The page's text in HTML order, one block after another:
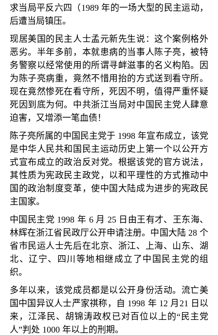
求当局平反六四（ 1989年的一场大型的民主运动，
后遭当局镇压。
现居美国的民主人士孟元新先生说：这个案例格外
恶劣。半年多前，本就患病的当事人陈子亮，被特
务警察以经常使用的所谓寻衅滋事的名义构陷。因
为陈子亮病重，竟然不惜用抬的方式送到看守所。
现在竟然惨死在看守所，死因不明，值得严重怀疑
死因到底为何。中共浙江当局对中国民主党人肆意
迫害，又增添一笔血债！
陈子亮所属的中国民主党于 1998年宣布成立，该党
是中华人民共和国民主运动历史上第一个以公开方
式宣布成立的政治反对党。根据该党的官方说法，
其性质为宪政民主政党，以和平理性的方式推动中
国的政治制度变革，使中国大陆成为进步的宪政民
主国家。
中国民主党 1998 年 6 月 25 日由王有才、王东海、
林辉在浙江省民政厅公开申请注册。中国大陆28个
省市民运人士先后在北京、浙江、上海、山东、湖
北、辽宁、四川等地相继成立了中国民主党的组
织。
多年以来，该党成员都是以公开身份活动。流亡美
国中国异议人士严家祺称，自 1998 年12 月 21 日以
来，江泽民、胡锦涛政权已对百位以上的“民主党
人”判处 1000 年以上的刑期。